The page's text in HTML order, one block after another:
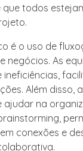
todos
é o uso de
negócios. As
Além disso,
ajudar na
conexões e